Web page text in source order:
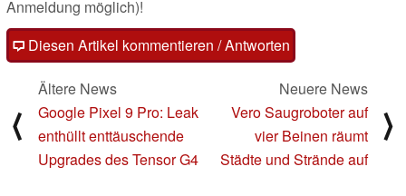
Anmeldung möglich)!
Diesen Artikel kommentieren / Antworten
⟨
Ältere News
Google Pixel 9 Pro: Leak
enthüllt enttäuschende
Upgrades des Tensor G4
Neuere News
Vero Saugroboter auf
vier Beinen räumt
Städte und Strände auf
⟩